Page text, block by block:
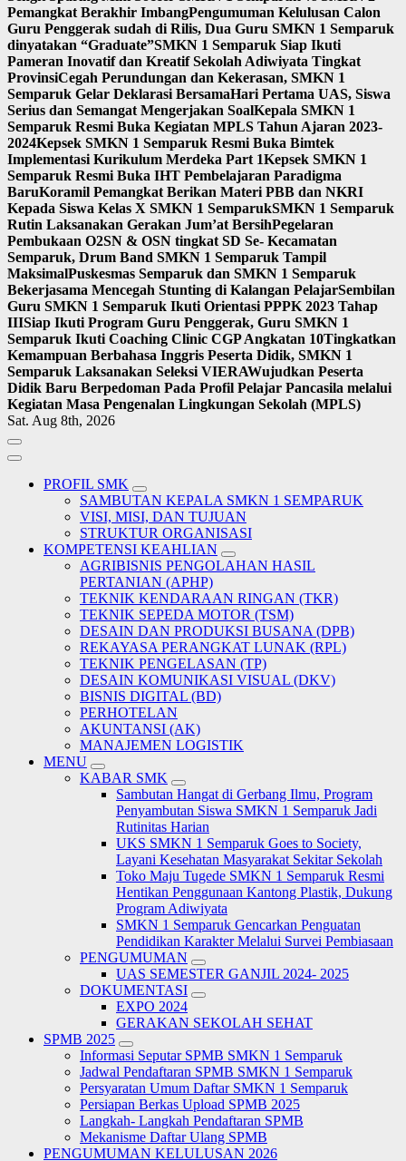
Pemangkat Berakhir ImbangPengumuman Kelulusan Calon
Guru Penggerak sudah di Rilis, Dua Guru SMKN 1 Semparuk
dinyatakan “Graduate”SMKN 1 Semparuk Siap Ikuti
Pameran Inovatif dan Kreatif Sekolah Adiwiyata Tingkat
ProvinsiCegah Perundungan dan Kekerasan, SMKN 1
Semparuk Gelar Deklarasi BersamaHari Pertama UAS, Siswa
Serius dan Semangat Mengerjakan SoalKepala SMKN 1
Semparuk Resmi Buka Kegiatan MPLS Tahun Ajaran 2023-
2024Kepsek SMKN 1 Semparuk Resmi Buka Bimtek
Implementasi Kurikulum Merdeka Part 1Kepsek SMKN 1
Semparuk Resmi Buka IHT Pembelajaran Paradigma
BaruKoramil Pemangkat Berikan Materi PBB dan NKRI
Kepada Siswa Kelas X SMKN 1 SemparukSMKN 1 Semparuk
Rutin Laksanakan Gerakan Jum’at BersihPegelaran
Pembukaan O2SN & OSN tingkat SD Se- Kecamatan
Semparuk, Drum Band SMKN 1 Semparuk Tampil
MaksimalPuskesmas Semparuk dan SMKN 1 Semparuk
Bekerjasama Mencegah Stunting di Kalangan PelajarSembilan
Guru SMKN 1 Semparuk Ikuti Orientasi PPPK 2023 Tahap
IIISiap Ikuti Program Guru Penggerak, Guru SMKN 1
Semparuk Ikuti Coaching Clinic CGP Angkatan 10Tingkatkan
Kemampuan Berbahasa Inggris Peserta Didik, SMKN 1
Semparuk Laksanakan Seleksi VIERAWujudkan Peserta
Didik Baru Berpedoman Pada Profil Pelajar Pancasila melalui
Kegiatan Masa Pengenalan Lingkungan Sekolah (MPLS)
Sat. Aug 8th, 2026
PROFIL SMK
SAMBUTAN KEPALA SMKN 1 SEMPARUK
VISI, MISI, DAN TUJUAN
STRUKTUR ORGANISASI
KOMPETENSI KEAHLIAN
AGRIBISNIS PENGOLAHAN HASIL
PERTANIAN (APHP)
TEKNIK KENDARAAN RINGAN (TKR)
TEKNIK SEPEDA MOTOR (TSM)
DESAIN DAN PRODUKSI BUSANA (DPB)
REKAYASA PERANGKAT LUNAK (RPL)
TEKNIK PENGELASAN (TP)
DESAIN KOMUNIKASI VISUAL (DKV)
BISNIS DIGITAL (BD)
PERHOTELAN
AKUNTANSI (AK)
MANAJEMEN LOGISTIK
MENU
KABAR SMK
Sambutan Hangat di Gerbang Ilmu, Program
Penyambutan Siswa SMKN 1 Semparuk Jadi
Rutinitas Harian
UKS SMKN 1 Semparuk Goes to Society,
Layani Kesehatan Masyarakat Sekitar Sekolah
Toko Maju Tugede SMKN 1 Semparuk Resmi
Hentikan Penggunaan Kantong Plastik, Dukung
Program Adiwiyata
SMKN 1 Semparuk Gencarkan Penguatan
Pendidikan Karakter Melalui Survei Pembiasaan
PENGUMUMAN
UAS SEMESTER GANJIL 2024- 2025
DOKUMENTASI
EXPO 2024
GERAKAN SEKOLAH SEHAT
SPMB 2025
Informasi Seputar SPMB SMKN 1 Semparuk
Jadwal Pendaftaran SPMB SMKN 1 Semparuk
Persyaratan Umum Daftar SMKN 1 Semparuk
Persiapan Berkas Upload SPMB 2025
Langkah- Langkah Pendaftaran SPMB
Mekanisme Daftar Ulang SPMB
PENGUMUMAN KELULUSAN 2026